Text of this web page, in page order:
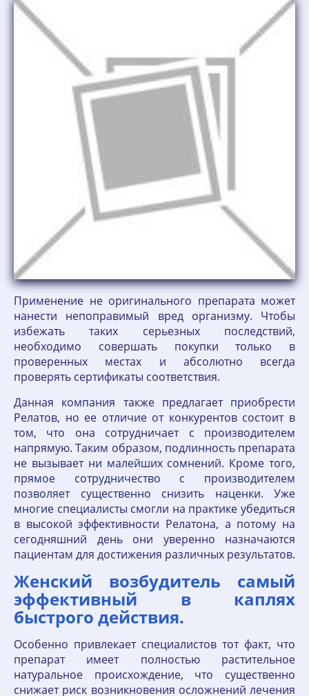
Применение не оригинального препарата может
нанести непоправимый вред организму. Чтобы
избежать таких серьезных последствий,
необходимо совершать покупки только в
проверенных местах и абсолютно всегда
проверять сертификаты соответствия.
Данная компания также предлагает приобрести
Релатов, но ее отличие от конкурентов состоит в
том, что она сотрудничает с производителем
напрямую. Таким образом, подлинность препарата
не вызывает ни малейших сомнений. Кроме того,
прямое сотрудничество с производителем
позволяет существенно снизить наценки. Уже
многие специалисты смогли на практике убедиться
в высокой эффективности Релатона, а потому на
сегодняшний день они уверенно назначаются
пациентам для достижения различных результатов.
Женский возбудитель самый
эффективный в каплях
быстрого действия.
Особенно привлекает специалистов тот факт, что
препарат имеет полностью растительное
натуральное происхождение, что существенно
снижает риск возникновения осложнений лечения